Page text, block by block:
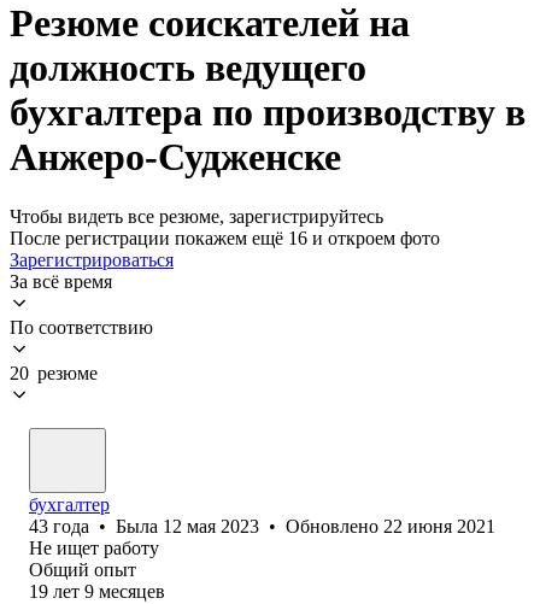
Резюме соискателей на
должность ведущего
бухгалтера по производству в
Анжеро-Судженске
Чтобы видеть все резюме, зарегистрируйтесь
После регистрации покажем ещё 16 и откроем фото
Зарегистрироваться
За всё время
По соответствию
20 резюме
бухгалтер
43 года • Была 12 мая 2023 • Обновлено 22 июня 2021
Не ищет работу
Общий опыт
19 лет 9 месяцев